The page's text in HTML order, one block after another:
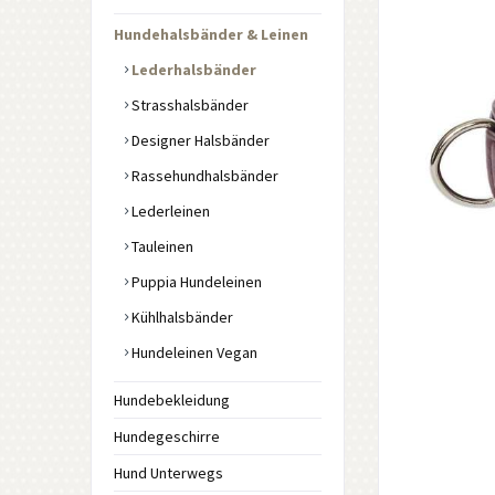
Hundehalsbänder & Leinen
Lederhalsbänder
Strasshalsbänder
Designer Halsbänder
Rassehundhalsbänder
Lederleinen
Tauleinen
Puppia Hundeleinen
Kühlhalsbänder
Hundeleinen Vegan
Hundebekleidung
Hundegeschirre
Hund Unterwegs